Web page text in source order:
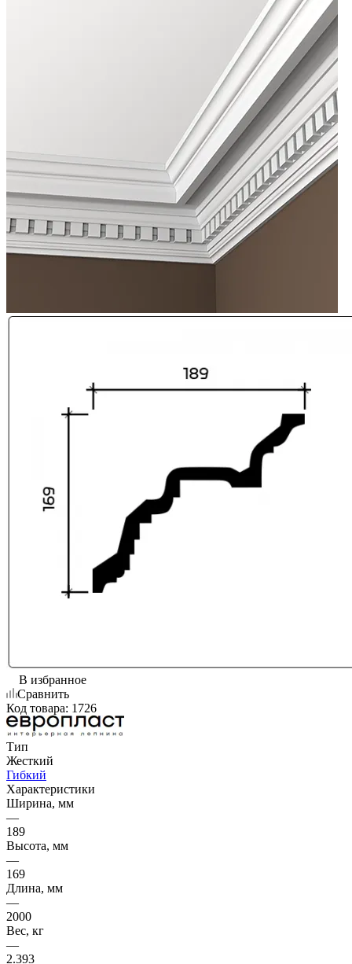
В избранное
Сравнить
Код товара: 1726
Тип
Жесткий
Гибкий
Характеристики
Ширина, мм
—
189
Высота, мм
—
169
Длина, мм
—
2000
Вес, кг
—
2.393